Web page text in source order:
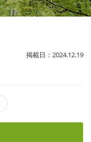
掲載日：2024.12.19